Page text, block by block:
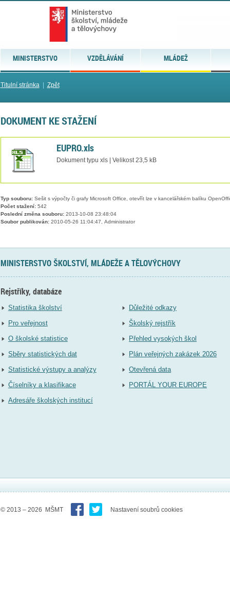
MINISTERSTVO VZDĚLÁVÁNÍ MLÁDEŽ
Titulní stránka| Zpět
DOKUMENT KE STAŽENÍ
EUPRO.xls
Dokument typu xls | Velikost 23,5 kB
Typ souboru:Sešit s výpočty či grafy Microsoft Office, otevřít lze v kancelářském balíku
Počet stažení:542
Poslední změna souboru:2013-10-08 23:48:04
Soubor publikován:2010-05-26 11:04:47, Administrator
MINISTERSTVO ŠKOLSTVÍ, MLÁDEŽE A TĚLOVÝCHOVY
Rejstříky, databáze
Statistika školství
Pro veřejnost
O školské statistice
Sběry statistických dat
Statistické výstupy a analýzy
Číselníky a klasifikace
Adresáře školských institucí
Důležité odkazy
Školský rejstřík
Přehled vysokých škol
Plán veřejných zakázek 2026
Otevřená data
PORTÁL YOUR EUROPE
© 2013 – 2026 MŠMT Nastavení soubrů cookies